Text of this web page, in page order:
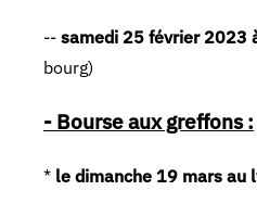
-- samedi 25 février 2023
bourg)
- Bourse aux greffons :
* le dimanche 19 mars au